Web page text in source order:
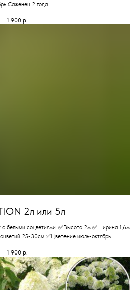
Саженец 2 года
1 900 р.
2л или 5л
с белыми соцветиями. ✅Высота 2м ✅Ширина 1,6м
25-30см ✅Цветение июль-октябрь
1 900 р.